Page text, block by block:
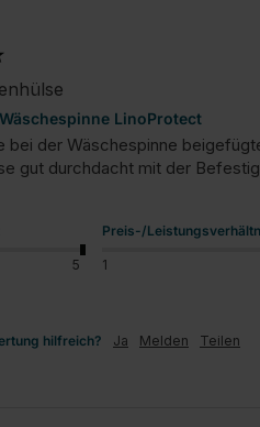
LinoProtect
bei der Wäschespinne
5
Preis-/
1
hilfreich? Ja Melden Teilen